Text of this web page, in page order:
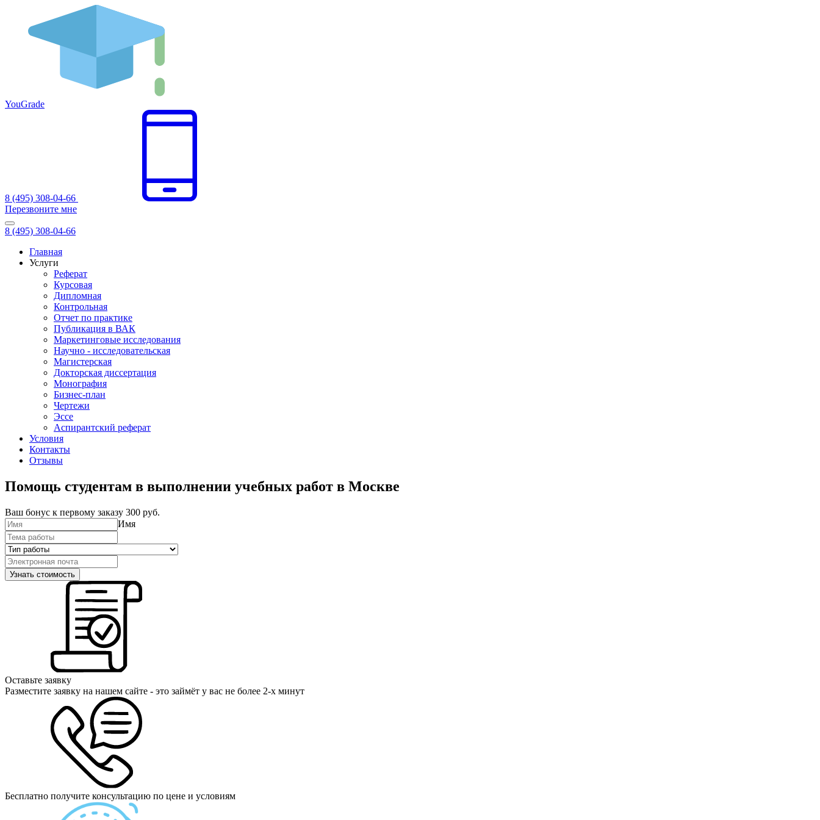
YouGrade
8 (495) 308-04-66
Перезвоните мне
8 (495) 308-04-66
Главная
Услуги
Реферат
Курсовая
Дипломная
Контрольная
Отчет по практике
Публикация в ВАК
Маркетинговые исследования
Научно - исследовательская
Магистерская
Докторская диссертация
Монография
Бизнес-план
Чертежи
Эссе
Аспирантский реферат
Условия
Контакты
Отзывы
Помощь студентам в выполнении учебных работ в Москве
Ваш бонус к первому заказу 300 руб.
Имя
Оставьте заявку
Разместите заявку на нашем сайте - это займёт у вас не более 2-х минут
Бесплатно получите консультацию по цене и условиям